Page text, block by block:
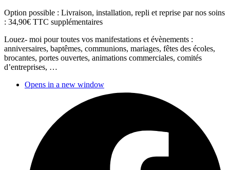
Option possible : Livraison, installation, repli et reprise par nos soins
: 34,90€ TTC supplémentaires
Louez- moi pour toutes vos manifestations et évènements :
anniversaires, baptêmes, communions, mariages, fêtes des écoles,
brocantes, portes ouvertes, animations commerciales, comités
d’entreprises, …
Opens in a new window